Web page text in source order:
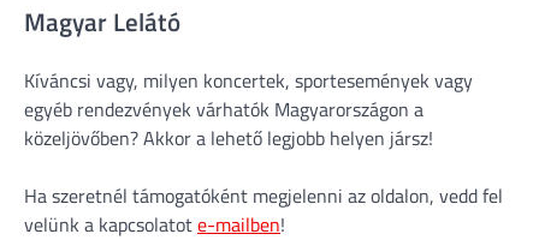
Magyar Lelátó
Kíváncsi vagy, milyen koncertek, sportesemények vagy
egyéb rendezvények várhatók Magyarországon a
közeljövőben? Akkor a lehető legjobb helyen jársz!
Ha szeretnél támogatóként megjelenni az oldalon, vedd fel
velünk a kapcsolatote-mailben!